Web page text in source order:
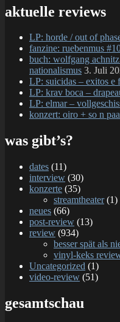
aktuelle reviews
LP: horde / out of
fanzine: ruebenmus
buch: wolfgang
nationalismus 3. Juli
LP: suicidas – exitos e
LP: krav boca –
LP: elmar –
konzert: oiro + so n
was gibt’s?
dates (11)
interview (30)
konzerte (35)
streamtheater(1)
neues (66)
post-review (13)
review (934)
besser spät als
vinyl-keks
Uncategorized (1)
video-review (51)
gesamtschau